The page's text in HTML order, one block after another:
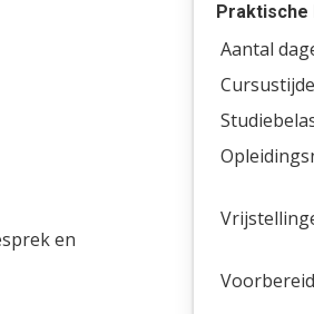
en
Aantal